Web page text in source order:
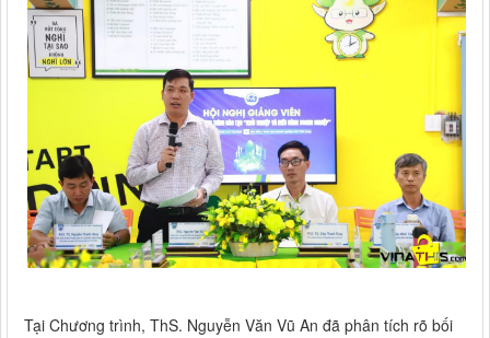
Tại Chương trình, ThS. Nguyễn Văn Vũ An đã phân tích rõ bối